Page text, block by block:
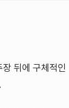
뒤에 구체적인